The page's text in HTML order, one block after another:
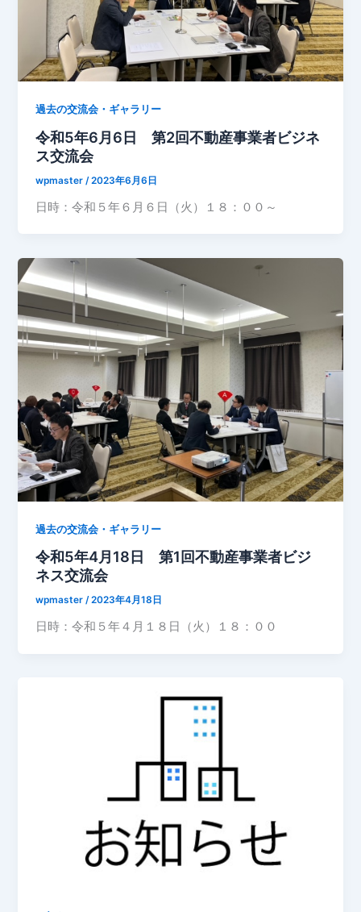
過去の交流会・ギャラリー
令和5年6月6日 第2回不動産事業者ビジネ
ス交流会
wpmaster /2023年6月6日
日時：令和５年６月６日（火）１８：００～
過去の交流会・ギャラリー
令和5年4月18日 第1回不動産事業者ビジ
ネス交流会
wpmaster/2023年4月18日
日時：令和５年４月１８日（火）１８：００